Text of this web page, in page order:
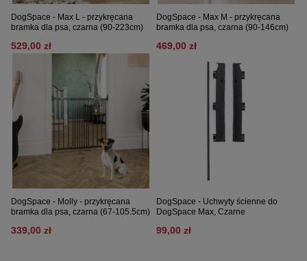
DogSpace - Max L - przykręcana
bramka dla psa, czarna (90-223cm)
529,00 zł
DogSpace - Max M - przykręcana
bramka dla psa, czarna (90-146cm)
469,00 zł
DogSpace - Molly - przykręcana
bramka dla psa, czarna (67-105.5cm)
339,00 zł
DogSpace - Uchwyty ścienne do
DogSpace Max, Czarne
99,00 zł